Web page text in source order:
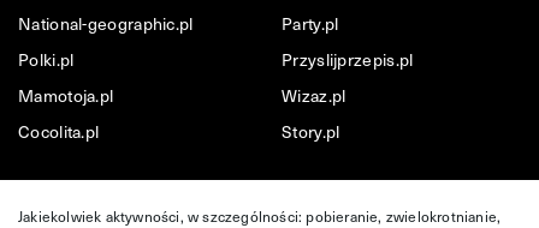
National-geographic.pl
Party.pl
Polki.pl
Przyslijprzepis.pl
Mamotoja.pl
Wizaz.pl
Cocolita.pl
Story.pl
Jakiekolwiek aktywności, w szczególności: pobieranie, zwielokrotnianie,